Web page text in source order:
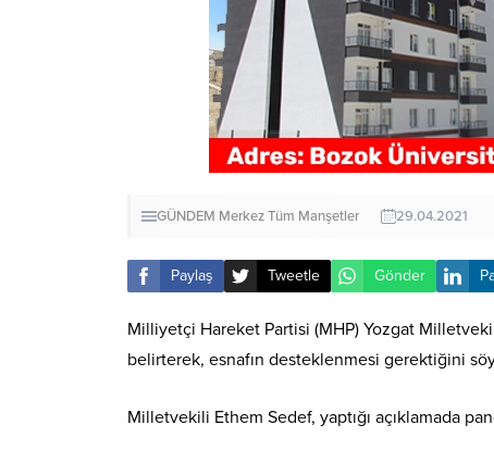
GÜNDEM MerkezTüm Manşetler 29.04.2021
Paylaş Tweetle Gönder
Milliyetçi Hareket Partisi (MHP) Yozgat
belirterek, esnafın desteklenmesi gerektiğini
Milletvekili Ethem Sedef, yaptığı açıklamada